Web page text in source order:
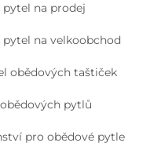
pytel na prodej
pytel na velkoobchod
obědových taštiček
pytlů
pro obědové pytle